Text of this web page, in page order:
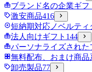
ブランド名の企業ギフ
激安商品416
短納期対応ノベルティ
法人向けギフト 144
パーソナライズされ
無料配布、おまけ商品
卸売製品77